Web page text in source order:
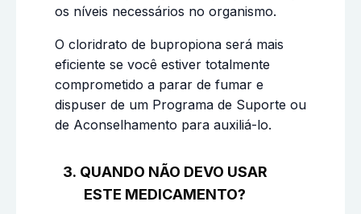
os níveis necessários no organismo.
O cloridrato de bupropiona será mais
eficiente se você estiver totalmente
comprometido a parar de fumar e
dispuser de um Programa de Suporte ou
de Aconselhamento para auxiliá-lo.
3. QUANDO NÃO DEVO USAR
ESTE MEDICAMENTO?